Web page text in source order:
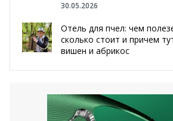
30.05.2026
Отель для пчел: чем
сколько стоит и причем
вишен и абрикос
Чугуева, города, который
несмотря ни на что